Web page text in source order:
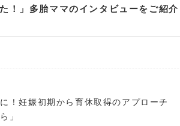
！」多胎ママのインタビューをご紹介
！妊娠初期から育休取得のアプローチ
」